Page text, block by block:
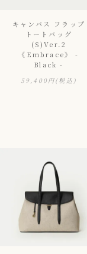
キャンバス フラップ
トートバッグ
(S)Ver.2
《Embrace》 -
Black -
59,400円(税込)